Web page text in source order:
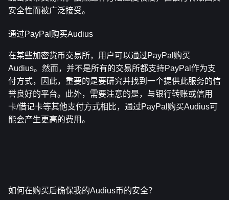
安全性而被广泛接受。
通过PayPal购买Audius
在某些加密货币交易所，用户可以通过PayPal购买
Audius。然而，并不是所有的交易所都支持PayPal作为支
付方式，因此，重要的是要研究并找到一个提供此服务的信
誉良好的平台。此外，需要注意的是，与银行转账或信用
卡/借记卡等其他支付方式相比，通过PayPal购买Audius可
能会产生更高的费用。
如何在购买后确保我的Audius币的安全？